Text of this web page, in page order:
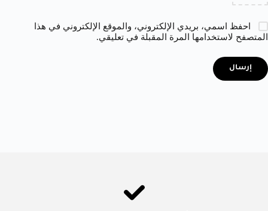
احفظ اسمي، بريدي الإلكتروني، والموقع الإلكتروني في هذا
المتصفح لاستخدامها المرة المقبلة في تعليقي.
إرسال